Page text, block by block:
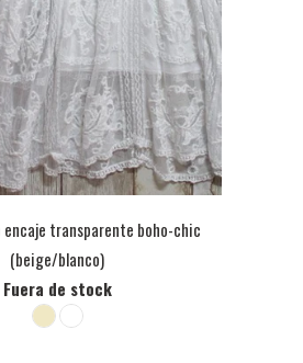
transparente boho-chic
(beige/blanco)
Fuera de stock